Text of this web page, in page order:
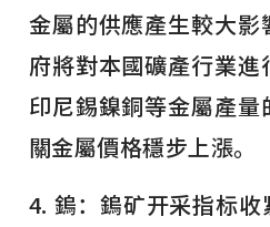
金屬的供應產生較大
府將對本國礦產行業
印尼錫鎳銅等金屬產
關金屬價格穩步上漲。
4. 鎢：鎢矿开采指标